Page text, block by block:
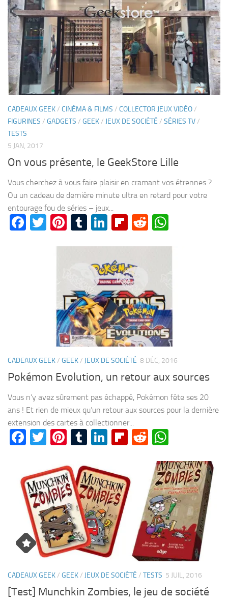
CADEAUX GEEK/ CINÉMA & FILMS / COLLECTOR JEUX VIDÉO/
FIGURINES / GADGETS / GEEK/ JEUX DE SOCIÉTÉ / SÉRIES TV/
TESTS
5 JAN, 2017
On vous présente, le GeekStore Lille
Vous cherchez à vous faire plaisir en cramant vos étrennes ?
Ou un cadeau de dernière minute ultra en retard pour votre
entourage fou de séries – jeux...
Facebook
Twitter
Pinterest
Tumblr
LinkedIn
Flipboard
Reddit
CADEAUX GEEK/ GEEK/ JEUX DE SOCIÉTÉ 8 DÉC, 2016
Pokémon Evolution, un retour aux sources
Vous n’y avez sûrement pas échappé, Pokémon fête ses 20
ans ! Et rien de mieux qu’un retour aux sources pour la dernière
extension des cartes à collectionner...
Facebook
Twitter
Pinterest
Tumblr
LinkedIn
Flipboard
Reddit
CADEAUX GEEK/ GEEK/ JEUX DE SOCIÉTÉ / TESTS 5 JUIL, 2016
[Test] Munchkin Zombies, le jeu de société